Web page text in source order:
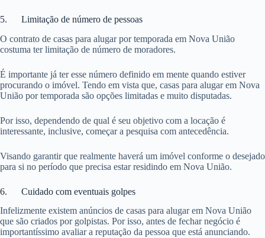
5. Limitação de número de pessoas
O contrato de casas para alugar por temporada em Nova União
costuma ter limitação de número de moradores.
É importante já ter esse número definido em mente quando estiver
procurando o imóvel. Tendo em vista que, casas para alugar em Nova
União por temporada são opções limitadas e muito disputadas.
Por isso, dependendo de qual é seu objetivo com a locação é
interessante, inclusive, começar a pesquisa com antecedência.
Visando garantir que realmente haverá um imóvel conforme o desejado
para si no período que precisa estar residindo em Nova União.
6. Cuidado com eventuais golpes
Infelizmente existem anúncios de casas para alugar em Nova União
que são criados por golpistas. Por isso, antes de fechar negócio é
importantíssimo avaliar a reputação da pessoa que está anunciando.